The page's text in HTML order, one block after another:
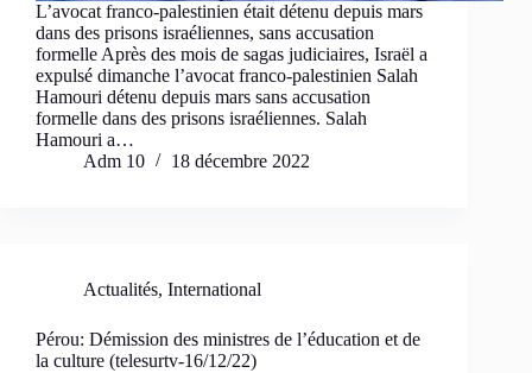
L’avocat franco-palestinien était détenu depuis mars
dans des prisons israéliennes, sans accusation
formelle Après des mois de sagas judiciaires, Israël a
expulsé dimanche l’avocat franco-palestinien Salah
Hamouri détenu depuis mars sans accusation
formelle dans des prisons israéliennes. Salah
Hamouri a…
Adm 10
18 décembre 2022
Actualités, International
Pérou: Démission des ministres de l’éducation et de
la culture (telesurtv-16/12/22)